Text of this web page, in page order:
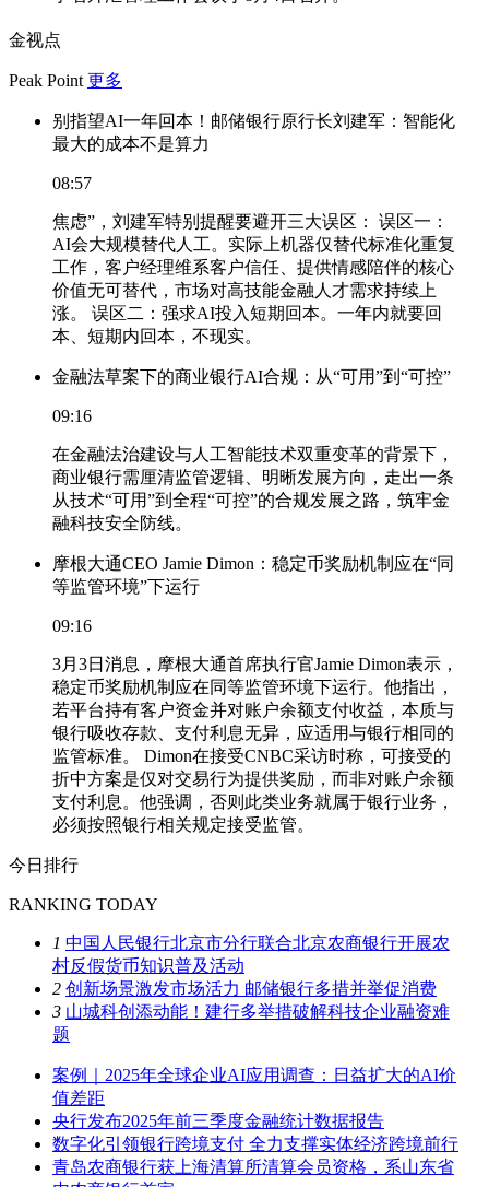
金视点
Peak Point 更多
别指望AI一年回本！邮储银行原行长刘建军：智能化
最大的成本不是算力
08:57
焦虑”，刘建军特别提醒要避开三大误区： 误区一：
AI会大规模替代人工。实际上机器仅替代标准化重复
工作，客户经理维系客户信任、提供情感陪伴的核心
价值无可替代，市场对高技能金融人才需求持续上
涨。 误区二：强求AI投入短期回本。一年内就要回
本、短期内回本，不现实。
金融法草案下的商业银行AI合规：从“可用”到“可控”
09:16
在金融法治建设与人工智能技术双重变革的背景下，
商业银行需厘清监管逻辑、明晰发展方向，走出一条
从技术“可用”到全程“可控”的合规发展之路，筑牢金
融科技安全防线。
摩根大通CEO Jamie Dimon：稳定币奖励机制应在“同
等监管环境”下运行
09:16
3月3日消息，摩根大通首席执行官Jamie Dimon表示，
稳定币奖励机制应在同等监管环境下运行。他指出，
若平台持有客户资金并对账户余额支付收益，本质与
银行吸收存款、支付利息无异，应适用与银行相同的
监管标准。 Dimon在接受CNBC采访时称，可接受的
折中方案是仅对交易行为提供奖励，而非对账户余额
支付利息。他强调，否则此类业务就属于银行业务，
必须按照银行相关规定接受监管。
今日排行
RANKING TODAY
1 中国人民银行北京市分行联合北京农商银行开展农
村反假货币知识普及活动
2 创新场景激发市场活力 邮储银行多措并举促消费
3 山城科创添动能！建行多举措破解科技企业融资难
题
案例｜2025年全球企业AI应用调查：日益扩大的AI价
值差距
央行发布2025年前三季度金融统计数据报告
数字化引领银行跨境支付 全力支撑实体经济跨境前行
青岛农商银行获上海清算所清算会员资格，系山东省